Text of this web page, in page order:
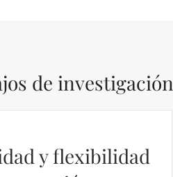
de investigación
y flexibilidad